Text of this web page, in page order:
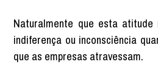
Naturalmente que esta
indiferença ou inconsciência
que as empresas atravessam.